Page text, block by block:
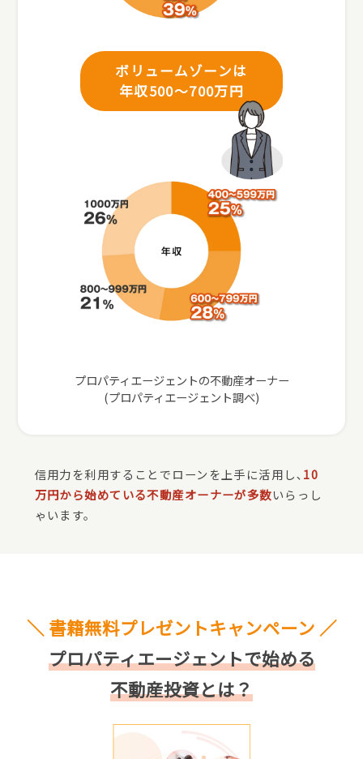
ボリュームゾーンは
年収500～700万円
プロパティエージェントの不動産オーナー
(プロパティエージェント調べ)
信用力を利用することでローンを上手に活用し､ 10
万円から始めている不動産オーナーが多数いらっし
ゃいます。
＼ 書籍無料プレゼントキャンペーン ／
プロパティエージェントで始める
不動産投資とは？